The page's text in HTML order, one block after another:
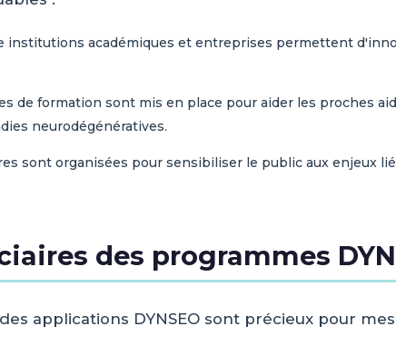
institutions académiques et entreprises permettent
de formation sont mis en place pour aider les proches
neurodégénératives.
sont organisées pour sensibiliser le public aux enjeux
des programmes
applications DYNSEO sont précieux pour